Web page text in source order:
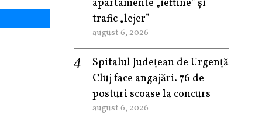
apartamente „ieftine” și
trafic „lejer”
august 6, 2026
Spitalul Județean de Urgență
Cluj face angajări. 76 de
posturi scoase la concurs
august 6, 2026